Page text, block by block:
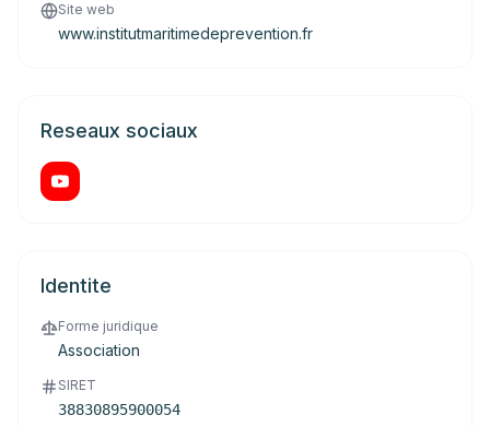
Site web
www.institutmaritimedeprevention.fr
Reseaux sociaux
Identite
Forme juridique
Association
SIRET
38830895900054